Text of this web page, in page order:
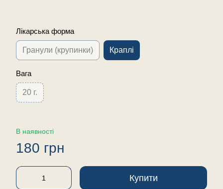
Лікарська форма
Гранули (крупинки) Краплі
Вага
20 г.
В наявності
180 грн
Купити